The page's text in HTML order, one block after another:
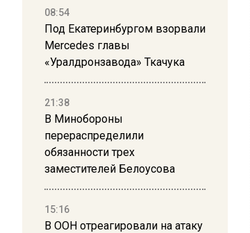
08:54
Под Екатеринбургом взорвали
Mercedes главы
«Уралдронзавода» Ткачука
21:38
В Минобороны
перераспределили
обязанности трех
заместителей Белоусова
15:16
В ООН отреагировали на атаку